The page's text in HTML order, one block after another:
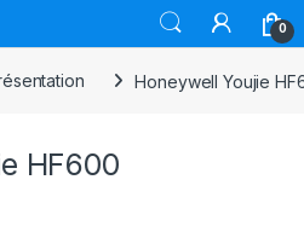
0
Honeywell Youjie
HF600